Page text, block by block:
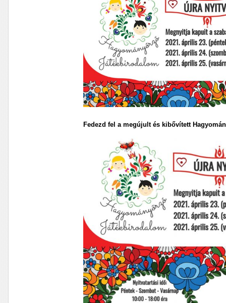
Fedezd fel a megújult és kibővített